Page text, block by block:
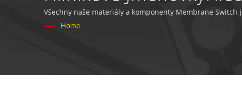
Klávesnic - YiYi
Všechny naše materiály a komponenty Membrane Switch
Home